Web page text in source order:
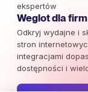
ekspertów
Weglot dla firm
Odkryj wydajne i
stron
integracjami
dostępności i